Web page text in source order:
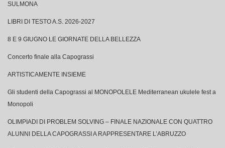
SULMONA
LIBRI DI TESTO A.S. 2026-2027
8 E 9 GIUGNO LE GIORNATE DELLA BELLEZZA
Concerto finale alla Capograssi
ARTISTICAMENTE INSIEME
Gli studenti della Capograssi al MONOPOLELE Mediterranean ukulele fest a
Monopoli
OLIMPIADI DI PROBLEM SOLVING – FINALE NAZIONALE CON QUATTRO
ALUNNI DELLA CAPOGRASSI A RAPPRESENTARE L’ABRUZZO